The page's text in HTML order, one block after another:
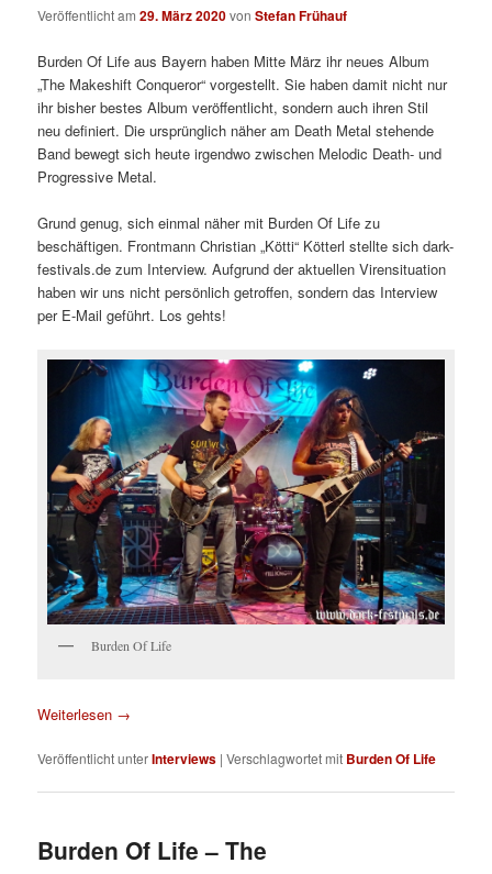
Veröffentlicht am29. März 2020vonStefan Frühauf
Burden Of Life aus Bayern haben Mitte März ihr neues Album
„The Makeshift Conqueror“ vorgestellt. Sie haben damit nicht nur
ihr bisher bestes Album veröffentlicht, sondern auch ihren Stil
neu definiert. Die ursprünglich näher am Death Metal stehende
Band bewegt sich heute irgendwo zwischen Melodic Death- und
Progressive Metal.
Grund genug, sich einmal näher mit Burden Of Life zu
beschäftigen. Frontmann Christian „Kötti“ Kötterl stellte sich dark-
festivals.de zum Interview. Aufgrund der aktuellen Virensituation
haben wir uns nicht persönlich getroffen, sondern das Interview
per E-Mail geführt. Los gehts!
Burden Of Life
Weiterlesen →
Veröffentlicht unterInterviews |Verschlagwortet mit Burden Of Life
Burden Of Life – The